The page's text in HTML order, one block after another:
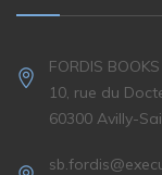
FORDIS
10, rue du
60300 Avilly-